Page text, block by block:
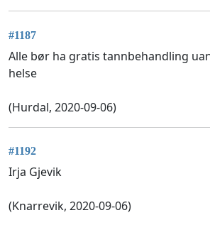
#1187
Alle bør ha gratis tannbehandling
helse
(Hurdal, 2020-09-06)
#1192
Irja Gjevik
(Knarrevik, 2020-09-06)